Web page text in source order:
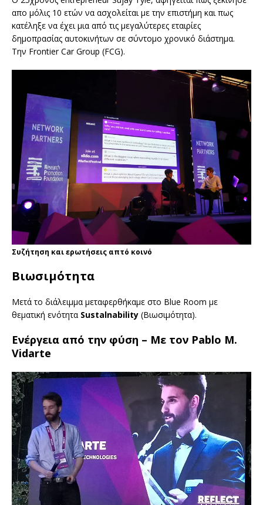
απο μόλις 10 ετών να ασχολείται με την επιστήμη και πως
κατέληξε να έχει μια από τις μεγαλύτερες εταιρίες
δημοπρασίας αυτοκινήτων σε σύντομο χρονικό διάστημα.
Την Frontier Car Group (FCG).
Συζήτηση και ερωτήσεις απτό κοινό
Βιωσιμότητα
Μετά το διάλειμμα μεταφερθήκαμε στο Blue Room με
θεματική ενότητα Sustalnability (Βιωσιμότητα).
Ενέργεια από την φύση – Με τον Pablo M.
Vidarte